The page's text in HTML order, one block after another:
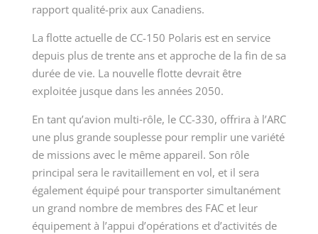
rapport qualité-prix aux Canadiens.
La flotte actuelle de CC-150 Polaris est en service
depuis plus de trente ans et approche de la fin de sa
durée de vie. La nouvelle flotte devrait être
exploitée jusque dans les années 2050.
En tant qu’avion multi‑rôle, le CC-330, offrira à l’ARC
une plus grande souplesse pour remplir une variété
de missions avec le même appareil. Son rôle
principal sera le ravitaillement en vol, et il sera
également équipé pour transporter simultanément
un grand nombre de membres des FAC et leur
équipement à l’appui d’opérations et d’activités de